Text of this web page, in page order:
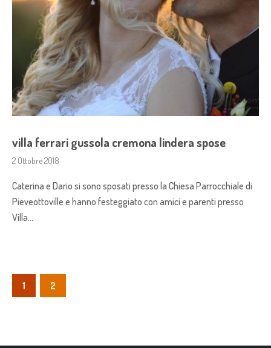
villa ferrari gussola cremona lindera spose
2 Ottobre 2018
Caterina e Dario si sono sposati presso la Chiesa Parrocchiale di
Pieveottoville e hanno festeggiato con amici e parenti presso
Villa…
1 2